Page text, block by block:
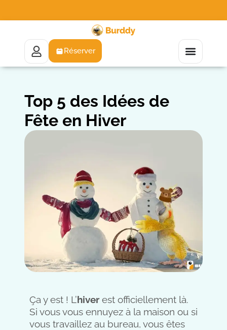
Réserver
Top 5 des Idées de
Fête en Hiver
Ça y est ! L’hiver est officiellement là.
Si vous vous ennuyez à la maison ou si
vous travaillez au bureau, vous êtes